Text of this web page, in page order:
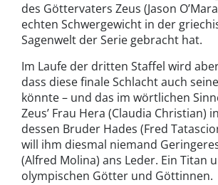
des Göttervaters Zeus (Jason
echten Schwergewicht in der
Sagenwelt der Serie gebracht hat.
Im Laufe der dritten Staffel wird
dass diese finale Schlacht auch
könnte – und das im wörtlichen
Zeus’ Frau Hera (Claudia Christian)
dessen Bruder Hades (Fred
will ihm diesmal niemand
(Alfred Molina) ans Leder. Ein Titan
olympischen Götter und Göttinnen.